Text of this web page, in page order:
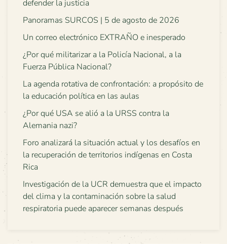
defender la justicia
Panoramas SURCOS | 5 de agosto de 2026
Un correo electrónico EXTRAÑO e inesperado
¿Por qué militarizar a la Policía Nacional, a la
Fuerza Pública Nacional?
La agenda rotativa de confrontación: a propósito de
la educación política en las aulas
¿Por qué USA se alió a la URSS contra la
Alemania nazi?
Foro analizará la situación actual y los desafíos en
la recuperación de territorios indígenas en Costa
Rica
Investigación de la UCR demuestra que el impacto
del clima y la contaminación sobre la salud
respiratoria puede aparecer semanas después